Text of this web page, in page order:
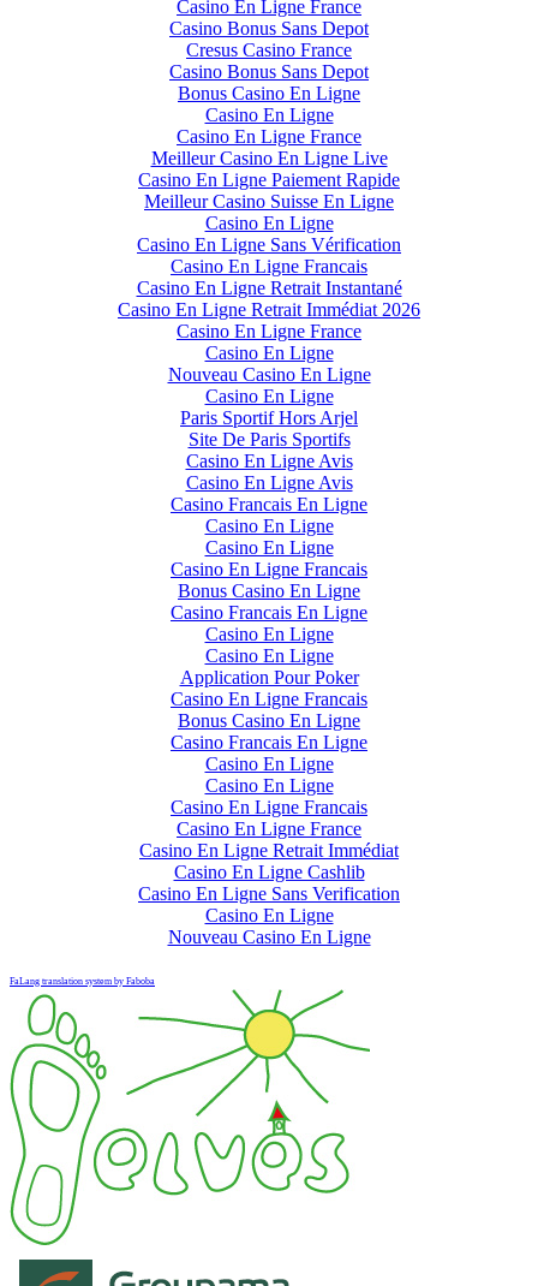
Casino En Ligne France
Casino Bonus Sans Depot
Cresus Casino France
Casino Bonus Sans Depot
Bonus Casino En Ligne
Casino En Ligne
Casino En Ligne France
Meilleur Casino En Ligne Live
Casino En Ligne Paiement Rapide
Meilleur Casino Suisse En Ligne
Casino En Ligne
Casino En Ligne Sans Vérification
Casino En Ligne Francais
Casino En Ligne Retrait Instantané
Casino En Ligne Retrait Immédiat 2026
Casino En Ligne France
Casino En Ligne
Nouveau Casino En Ligne
Casino En Ligne
Paris Sportif Hors Arjel
Site De Paris Sportifs
Casino En Ligne Avis
Casino En Ligne Avis
Casino Francais En Ligne
Casino En Ligne
Casino En Ligne
Casino En Ligne Francais
Bonus Casino En Ligne
Casino Francais En Ligne
Casino En Ligne
Casino En Ligne
Application Pour Poker
Casino En Ligne Francais
Bonus Casino En Ligne
Casino Francais En Ligne
Casino En Ligne
Casino En Ligne
Casino En Ligne Francais
Casino En Ligne France
Casino En Ligne Retrait Immédiat
Casino En Ligne Cashlib
Casino En Ligne Sans Verification
Casino En Ligne
Nouveau Casino En Ligne
FaLang translation system by Faboba